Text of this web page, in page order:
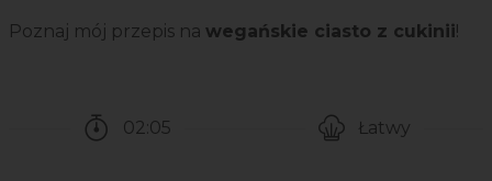
Poznaj mój przepis na wegańskie ciasto z cukinii!
02:05
Łatwy